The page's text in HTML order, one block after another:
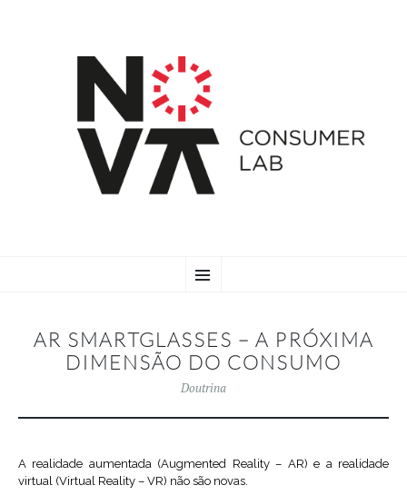
TO
AR SMARTGLASSES – A PRÓXIMA
DIMENSÃO DO CONSUMO
Doutrina
A realidade aumentada (Augmented Reality – AR) e a realidade
virtual (Virtual Reality – VR) não são novas.